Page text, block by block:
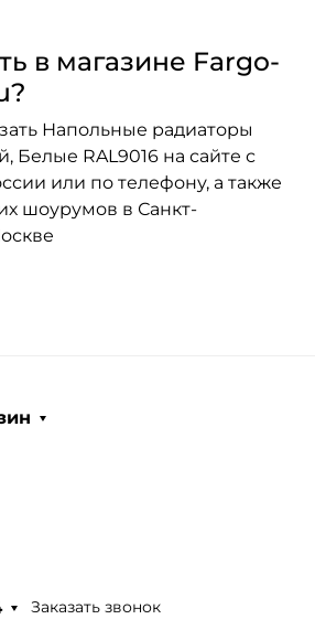
в магазине Fargo-
Напольные радиаторы
Белые RAL9016 на сайте с
или по телефону, а также
шоурумов в Санкт-
Заказать звонок